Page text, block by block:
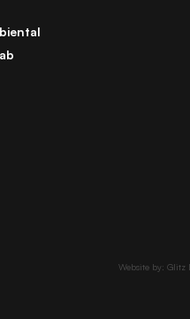
Website by: Glitz